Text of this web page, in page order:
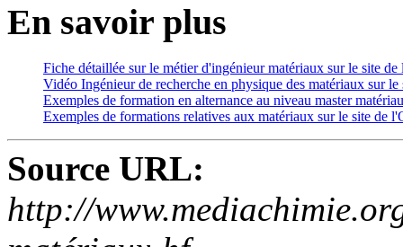
En savoir plus
Fiche détaillée sur le métier d'ingénieur matériaux sur le site
Vidéo Ingénieur de recherche en physique des matériaux sur
Exemples de formation en alternance au niveau master
Exemples de formations relatives aux matériaux sur le site de
Source URL:
http://